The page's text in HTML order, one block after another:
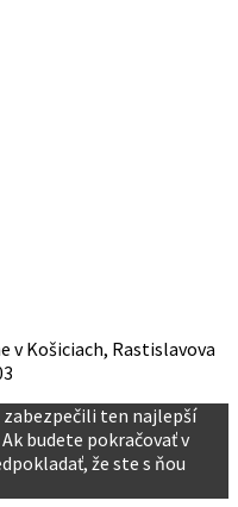
v Košiciach, Rastislavova
zabezpečili ten najlepší
budete pokračovať v
že ste s ňou